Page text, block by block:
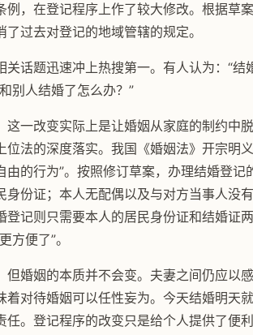
，在登记程序上作了较大修改。根据草
过去对登记的地域管辖的规定。
话题迅速冲上热搜第一。有人认为：“结
别人结婚了怎么办？”
这一改变实际上是让婚姻从家庭的制约中
法的深度落实。我国《婚姻法》开宗明
的行为”。按照修订草案，办理结婚登记
份证；本人无配偶以及与对方当事人没
记则只需要本人的居民身份证和结婚证
方便了”。
但婚姻的本质并不会变。夫妻之间仍应以
对待婚姻可以任性妄为。今天结婚明天
。登记程序的改变只是给个人提供了便